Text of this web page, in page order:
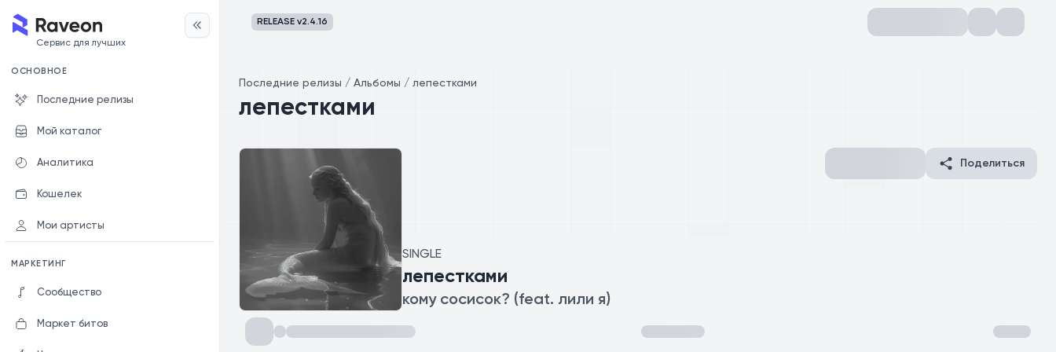
Сервис для лучших
ОСНОВНОЕ
Последние релизы
Мой каталог
Аналитика
Кошелек
Мои артисты
МАРКЕТИНГ
Сообщество
Маркет битов
RELEASE v2.4.16
Последние релизы / Альбомы / лепестками
лепестками
SINGLE
лепестками
кому сосисок? (feat. лили я)
Поделиться